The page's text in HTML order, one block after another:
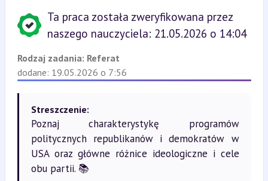
Ta praca została zweryfikowana przez
naszego nauczyciela: 21.05.2026 o 14:04
Rodzaj zadania: Referat
dodane: 19.05.2026 o 7:56
Streszczenie:
Poznaj charakterystykę programów
politycznych republikanów i demokratów w
USA oraz główne różnice ideologiczne i cele
obu partii. 📚